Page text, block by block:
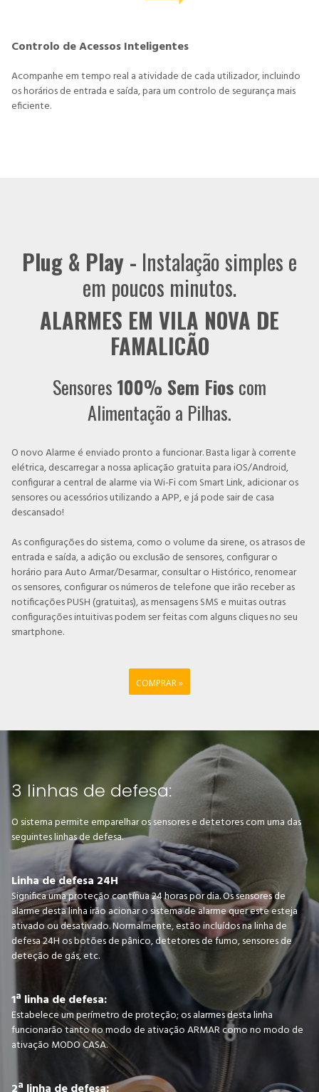
Controlo de Acessos Inteligentes
Acompanhe em tempo real a atividade de cada utilizador, incluindo
os horários de entrada e saída, para um controlo de segurança mais
eficiente.
Plug & Play - Instalação simples e
em poucos minutos.
ALARMES EM VILA NOVA DE
FAMALICÃO
Sensores 100% Sem Fios com
Alimentação a Pilhas.
O novo Alarme é enviado pronto a funcionar. Basta ligar à corrente
elétrica, descarregar a nossa aplicação gratuita para iOS/Android,
configurar a central de alarme via Wi-Fi com Smart Link, adicionar os
sensores ou acessórios utilizando a APP, e já pode sair de casa
descansado!
As configurações do sistema, como o volume da sirene, os atrasos de
entrada e saída, a adição ou exclusão de sensores, configurar o
horário para Auto Armar/Desarmar, consultar o Histórico, renomear
os sensores, configurar os números de telefone que irão receber as
notificações PUSH (gratuitas), as mensagens SMS e muitas outras
configurações intuitivas podem ser feitas com alguns cliques no seu
smartphone.
COMPRAR »
3 linhas de defesa:
O sistema permite emparelhar os sensores e detetores com uma das
seguintes linhas de defesa.
Linha de defesa 24H
Significa uma proteção contínua 24 horas por dia. Os sensores de
alarme desta linha irão acionar o sistema de alarme quer este esteja
ativado ou desativado. Normalmente, estão incluídos na linha de
defesa 24H os botões de pânico, detetores de fumo, sensores de
deteção de gás, etc.
1ª linha de defesa:
Estabelece um perímetro de proteção; os alarmes desta linha
funcionarão tanto no modo de ativação ARMAR como no modo de
ativação MODO CASA.